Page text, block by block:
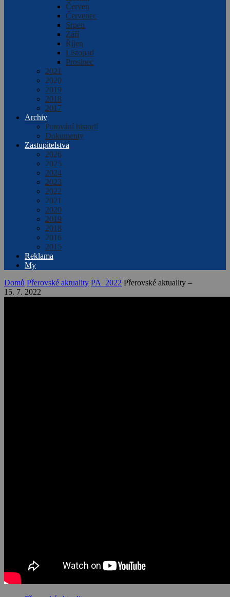
Červen
Červenec
Srpen
Září
Říjen
Listopad
Prosinec
2021
2020
2019
2018
2017
Archiv
Putování historií
Dokumenty
Zastupitelstva
2026
2025
2024
2023
2022
2021
2020
2019
2018
2016
2015
Reklama
My
Domů Přerovské aktuality PA_2022 Přerovské aktuality –
15. 7. 2022